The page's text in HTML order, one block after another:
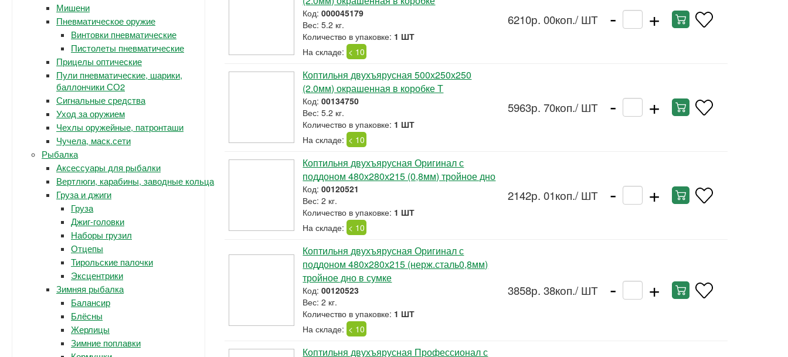
Мишени
Пневматическое оружие
Винтовки пневматические
Пистолеты пневматические
Прицелы оптические
Пули пневматические, шарики,
баллончики СО2
Сигнальные средства
Уход за оружием
Чехлы оружейные, патронташи
Чучела, маск.сети
Рыбалка
Аксессуары для рыбалки
Вертлюги, карабины, заводные кольца
Груза и джиги
Груза
Джиг-головки
Наборы грузил
Отцепы
Тирольские палочки
Эксцентрики
Зимняя рыбалка
Балансир
Блёсны
Жерлицы
Зимние поплавки
Код:000045179
Вес: 5.2 кг.
Количество в упаковке: 1 ШТ
На складе: < 10
6210р. 00коп./ ШТ - +
Коптильня двухъярусная 500х250х250
(2.0мм) окрашенная в коробке Т
Код:00134750
Вес: 5.2 кг.
Количество в упаковке: 1 ШТ
На складе: < 10
5963р. 70коп./ ШТ - +
Коптильня двухъярусная Оригинал с
поддоном 480х280х215 (0,8мм) тройное дно
Код:00120521
Вес: 2 кг.
Количество в упаковке: 1 ШТ
На складе: < 10
2142р. 01коп./ ШТ - +
Коптильня двухъярусная Оригинал с
поддоном 480х280х215 (нерж.сталь0,8мм)
тройное дно в сумке
Код:00120523
Вес: 2 кг.
Количество в упаковке: 1 ШТ
На складе: < 10
3858р. 38коп./ ШТ - +
Коптильня двухъярусная Профессионал с